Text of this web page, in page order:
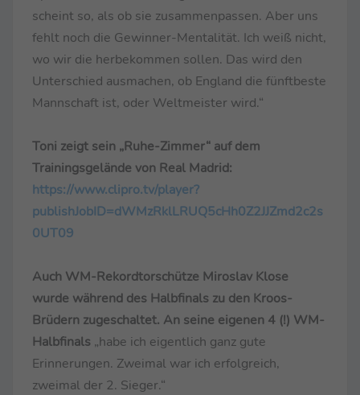
scheint so, als ob sie zusammenpassen. Aber uns
fehlt noch die Gewinner-Mentalität. Ich weiß nicht,
wo wir die herbekommen sollen. Das wird den
Unterschied ausmachen, ob England die fünftbeste
Mannschaft ist, oder Weltmeister wird.“
Toni zeigt sein „Ruhe-Zimmer“ auf dem
Trainingsgelände von Real Madrid:
https://www.clipro.tv/player?
publishJobID=dWMzRklLRUQ5cHh0Z2JJZmd2c2s
0UT09
Auch WM-Rekordtorschütze Miroslav Klose
wurde während des Halbfinals zu den Kroos-
Brüdern zugeschaltet. An seine eigenen 4 (!) WM-
Halbfinals „habe ich eigentlich ganz gute
Erinnerungen. Zweimal war ich erfolgreich,
zweimal der 2. Sieger.“